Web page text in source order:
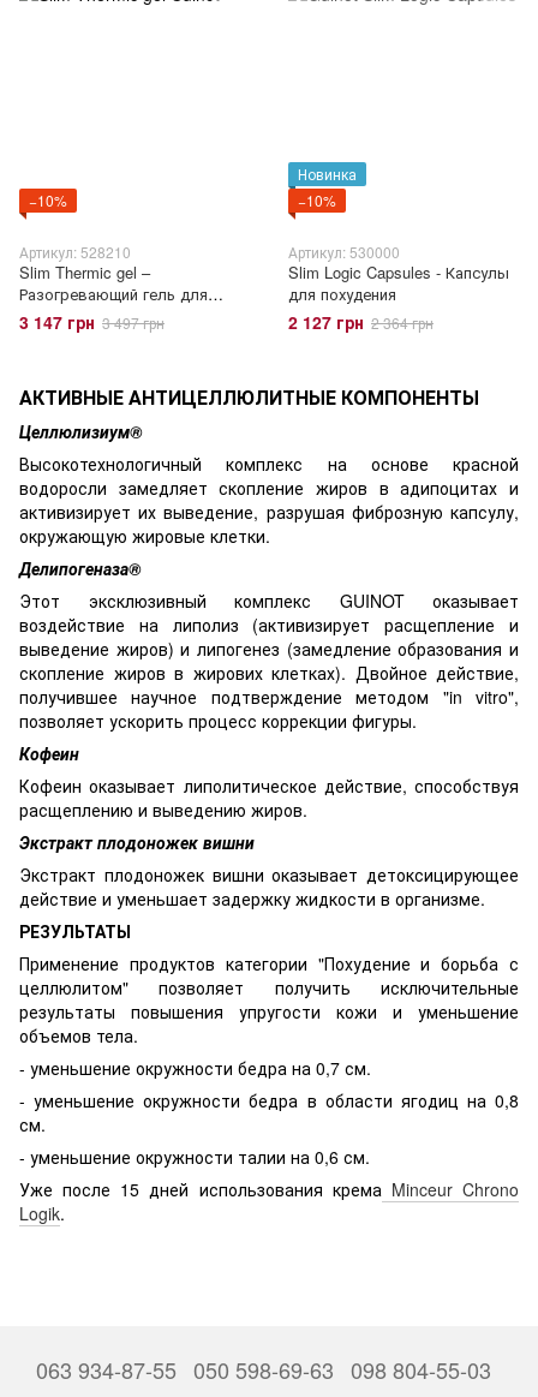
−10%
Артикул: 528210
Slim Thermic gel –
Разогревающий гель для
похудения
3 147 грн 3 497 грн
Новинка
−10%
Артикул: 530000
Slim Logic Capsules - Капсулы
для похудения
2 127 грн 2 364 грн
АКТИВНЫЕ АНТИЦЕЛЛЮЛИТНЫЕ КОМПОНЕНТЫ
Целлюлизиум®
Высокотехнологичный комплекс на основе красной
водоросли замедляет скопление жиров в адипоцитах и
активизирует их выведение, разрушая фиброзную капсулу,
окружающую жировые клетки.
Делипогеназа®
Этот эксклюзивный комплекс GUINOT оказывает
воздействие на липолиз (активизирует расщепление и
выведение жиров) и липогенез (замедление образования и
скопление жиров в жирових клетках). Двойное действие,
получившее научное подтверждение методом "in vitro",
позволяет ускорить процесс коррекции фигуры.
Кофеин
Кофеин оказывает липолитическое действие, способствуя
расщеплению и выведению жиров.
Экстракт плодоножек вишни
Экстракт плодоножек вишни оказывает детоксицирующее
действие и уменьшает задержку жидкости в организме.
РЕЗУЛЬТАТЫ
Применение продуктов категории "Похудение и борьба с
целлюлитом" позволяет получить исключительные
результаты повышения упругости кожи и уменьшение
объемов тела.
- уменьшение окружности бедра на 0,7 см.
- уменьшение окружности бедра в области ягодиц на 0,8
см.
- уменьшение окружности талии на 0,6 см.
Уже после 15 дней использования кремаMinceur Chrono
Logik.
063 934-87-55 050 598-69-63 098 804-55-03